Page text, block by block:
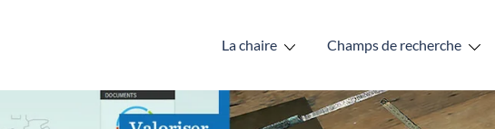
La chaire Champs de recherche